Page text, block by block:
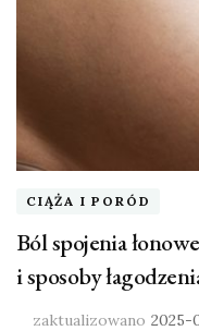
CIĄŻA I PORÓD
Ból spojenia
i sposoby
zaktualizowano 2025-